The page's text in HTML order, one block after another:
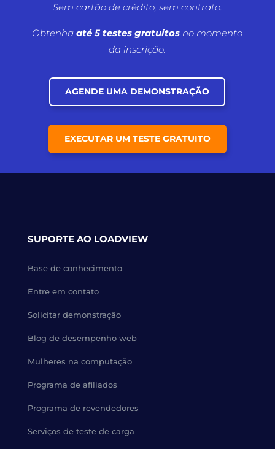
Sem cartão de crédito, sem contrato.
Obtenhaaté 5 testes gratuitos no momento
da inscrição.
AGENDE UMA DEMONSTRAÇÃO
EXECUTAR UM TESTE GRATUITO
SUPORTE AO LOADVIEW
Base de conhecimento
Entre em contato
Solicitar demonstração
Blog de desempenho web
Mulheres na computação
Programa de afiliados
Programa de revendedores
Serviços de teste de carga